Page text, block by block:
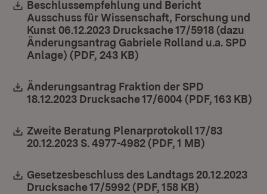
Download:
Beschlussempfehlung und Bericht
Ausschuss für Wissenschaft, Forschung und
Kunst 06.12.2023 Drucksache 17/5918 (dazu
Änderungsantrag Gabriele Rolland u.a. SPD
Anlage) (PDF, 243 KB)
Download:
Änderungsantrag Fraktion der SPD
18.12.2023 Drucksache 17/6004 (PDF, 163 KB)
Download:
Zweite Beratung Plenarprotokoll 17/83
20.12.2023 S. 4977-4982 (PDF, 1 MB)
Download:
Gesetzesbeschluss des Landtags 20.12.2023
Drucksache 17/5992 (PDF, 158 KB)